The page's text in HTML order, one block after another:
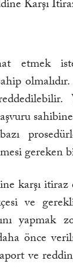
Karşı
etmek
gereken
karşı itiraz
ve
yapmak
önce
ve